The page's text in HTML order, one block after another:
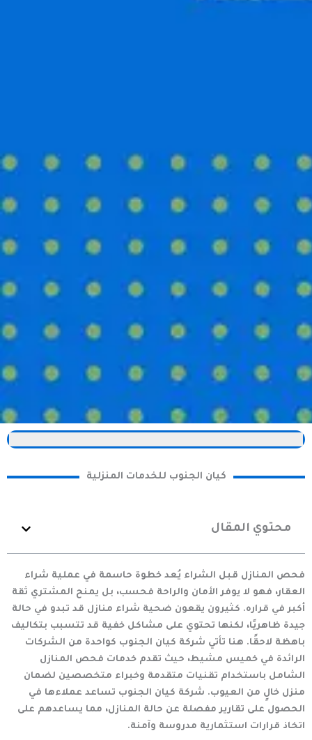
كيان الجنوب للخدمات المنزلية
محتوي المقال
فحص المنازل قبل الشراء يُعد خطوة حاسمة في عملية شراء
العقار، فهو لا يوفر الأمان والراحة فحسب، بل يمنح المشتري ثقة
أكبر في قراره. كثيرون يقعون ضحية شراء منازل قد تبدو في حالة
جيدة ظاهريًا، لكنها تحتوي على مشاكل خفية قد تتسبب بتكاليف
باهظة لاحقًا. هنا تأتي شركة كيان الجنوب كواحدة من الشركات
الرائدة في خميس مشيط، حيث تقدم خدمات فحص المنازل
الشامل باستخدام تقنيات متقدمة وخبراء متخصصين لضمان
منزل خالٍ من العيوب. شركة كيان الجنوب تساعد عملاءها في
الحصول على تقارير مفصلة عن حالة المنازل، مما يساعدهم على
اتخاذ قرارات استثمارية مدروسة وآمنة.